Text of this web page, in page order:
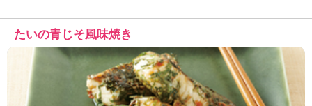
たいの青じそ風味焼き